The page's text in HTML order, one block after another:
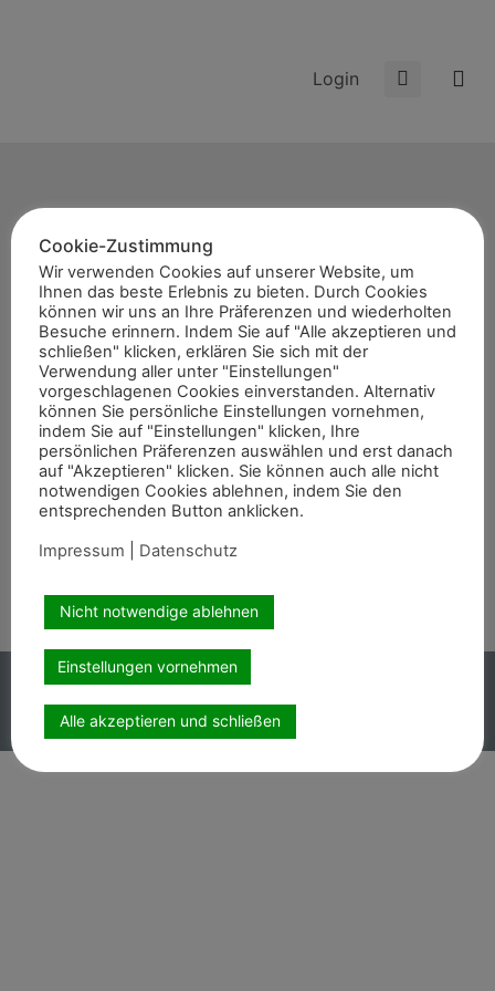
Login
Start
News
Themen
Termine
8er-Team
Abonnement
Kontakt
Wir sind auch auf
Copyright PEMAG 2026 – Alle Rechte vorbehalten.
Impressum | Datenschutz
Cookie-Zustimmung
Wir verwenden Cookies auf unserer Website, um
Ihnen das beste Erlebnis zu bieten. Durch Cookies
können wir uns an Ihre Präferenzen und wiederholten
Besuche erinnern. Indem Sie auf "Alle akzeptieren und
schließen" klicken, erklären Sie sich mit der
Verwendung aller unter "Einstellungen"
vorgeschlagenen Cookies einverstanden. Alternativ
können Sie persönliche Einstellungen vornehmen,
indem Sie auf "Einstellungen" klicken, Ihre
persönlichen Präferenzen auswählen und erst danach
auf "Akzeptieren" klicken. Sie können auch alle nicht
notwendigen Cookies ablehnen, indem Sie den
entsprechenden Button anklicken.
Impressum
Datenschutz
Nicht notwendige ablehnen
Einstellungen vornehmen
Alle akzeptieren und schließen